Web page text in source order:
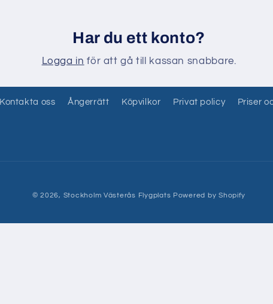
Har du ett konto?
Logga in för att gå till kassan snabbare.
Kontakta oss Ångerrätt Köpvilkor Privat policy Priser
© 2026, Stockholm Västerås Flygplats Powered by Shopify